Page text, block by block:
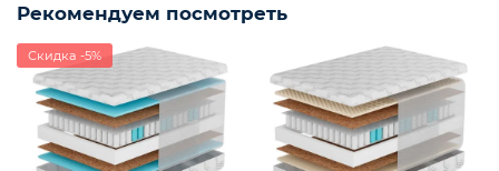
Рекомендуем посмотреть
Скидка -5%